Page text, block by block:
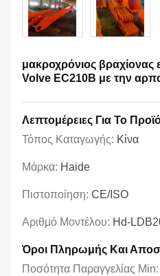
μακροχρόνιος βραχίονας
Volve EC210B με την
Λεπτομέρειες Για Το
Τόπος Καταγωγής: Κίνα
Μάρκα: Haide
Πιστοποίηση: CE/ISO
Αριθμό Μοντέλου: Hd-
Όροι Πληρωμής Και
Ποσότητα Παραγγελίας Min: